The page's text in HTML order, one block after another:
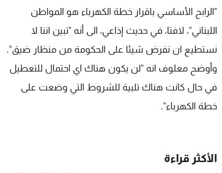
"الرابح الأساسي باقرار خطة الكهرباء هو المواطن
اللبناني"، لافتا، في حديث إذاعي، الى أنه "تبين اننا لا
نستطيع ان نفرض شيئا على الحكومة من منظار ضيق".
وأوضح معلوف انه "لن يكون هناك اي احتمال للتعطيل
في حال كانت هناك تلبية للشروط التي وضعت على
خطة الكهرباء".
الأكثر قراءة
الإنـتـاج
لاعلاناتكم
تواصل معنا
شروط الإسـتخدام
سياسة الخصوصية